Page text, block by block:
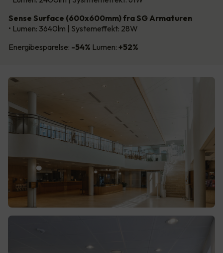
Sense Surface (600x600mm) fra SG Armaturen
• Lumen: 3640lm | Systemeffekt: 28W
Energibesparelse: -54% Lumen: +52%